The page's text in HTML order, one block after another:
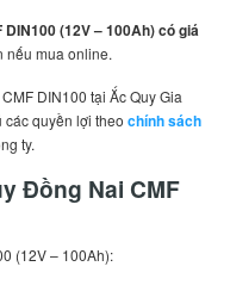
(12V – 100Ah) có giá
nếu mua online.
DIN100 tại Ắc Quy Gia
các quyền lợi theo chính sách
ty.
Đồng Nai CMF
(12V – 100Ah):